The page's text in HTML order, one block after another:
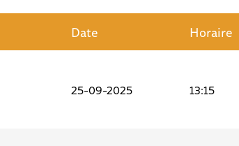
Date Horaire
25-09-2025 13:15